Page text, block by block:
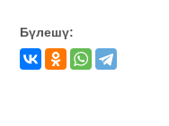
Бүлешү: